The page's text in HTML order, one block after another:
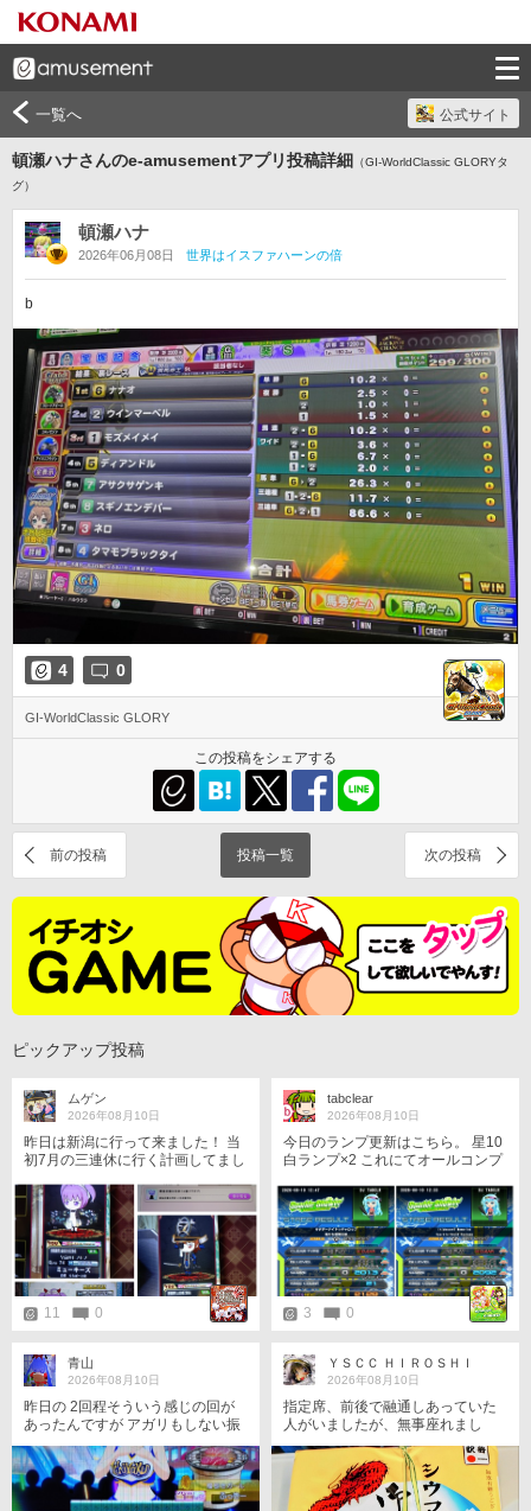
一覧へ 公式サイト
頓瀬ハナさんのe-amusementアプリ投稿詳細 （GI-WorldClassic GLORYタ
グ）
頓瀬ハナ
2026年06月08日 世界はイスファハーンの倍
b
4 0
GI-WorldClassic GLORY
この投稿をシェアする
前の投稿 投稿一覧 次の投稿
ピックアップ投稿
ムゲン
2026年08月10日
昨日は新潟に行って来ました！ 当
初7月の三連休に行く計画してまし
回の休み期間に決行 新潟駅でヒジ
リさんのお車での移動で沢山の気
になる店舗を拝見出来ました、誠
に有難う御座いましたm(_ _)m 1：
今回の目当てであるラウンドワン
新潟店でG-14イヨのプラチナトロ
フィー🏆️獲得、頭文字Dもみじラ
イン上り９位に私のサブカがラン
到着と同時に獲得期間が延長にな
ったのをヒジリさんから聞いたの
で行けそうな店舗をピックアップ
して、ゆっくり行脚する予定 2：
ららぽーと白根…QMA緑色エリア
初のプレー店舗となりました。ミ
ューちゃんのカードでLv75になっ
た記念にコネクト保存、後々印刷
してきます。一応この店舗でも頭
11 0
tabclear
2026年08月10日
今日のランプ更新はこちら。 星10
白ランプ×2 これにてオールコンプ
いたため、対象曲が出て来ず狼狽
w 皆さんもコーディネート一覧か
らではなく、お供毎の設定から着
替えましょうね〜(2敗) 隠し曲をや
った感想としては極上パロディウ
スをやっている気分ですw
3
0
青山
2026年08月10日
昨日の 2回程そういう感じの回が
あったんですが アガリもしない振
タート地点 そして2位✨ もちろん
勝ちに行ってるんですが、揃う前
にアガられるけどツモではないた
ＹＳＣＣ ＨＩＲＯＳＨＩ
2026年08月10日
指定席、前後で融通しあっていた
人がいましたが、無事座れまし
イ弁当を買いました。 #eアミュ飯
テロ部 #eAM飯テロ部 #飯テロ部